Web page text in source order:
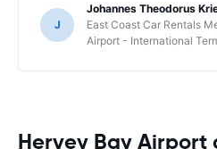
J
Johannes Theodorus
East Coast Car Rentals
Airport - International
Hervey Bay Airport